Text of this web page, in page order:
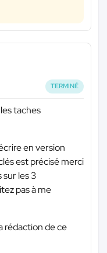
TERMINÉ
taches
en version
est précisé merci
sur les 3
pas à me
rédaction de ce